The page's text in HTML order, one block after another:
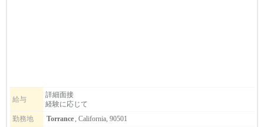
給与
詳細面接
経験に応じて
勤務地
Torrance , California, 90501